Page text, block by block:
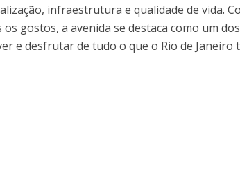
infraestrutura e qualidade de vida.
gostos, a avenida se destaca como um dos
e desfrutar de tudo o que o Rio de Janeiro